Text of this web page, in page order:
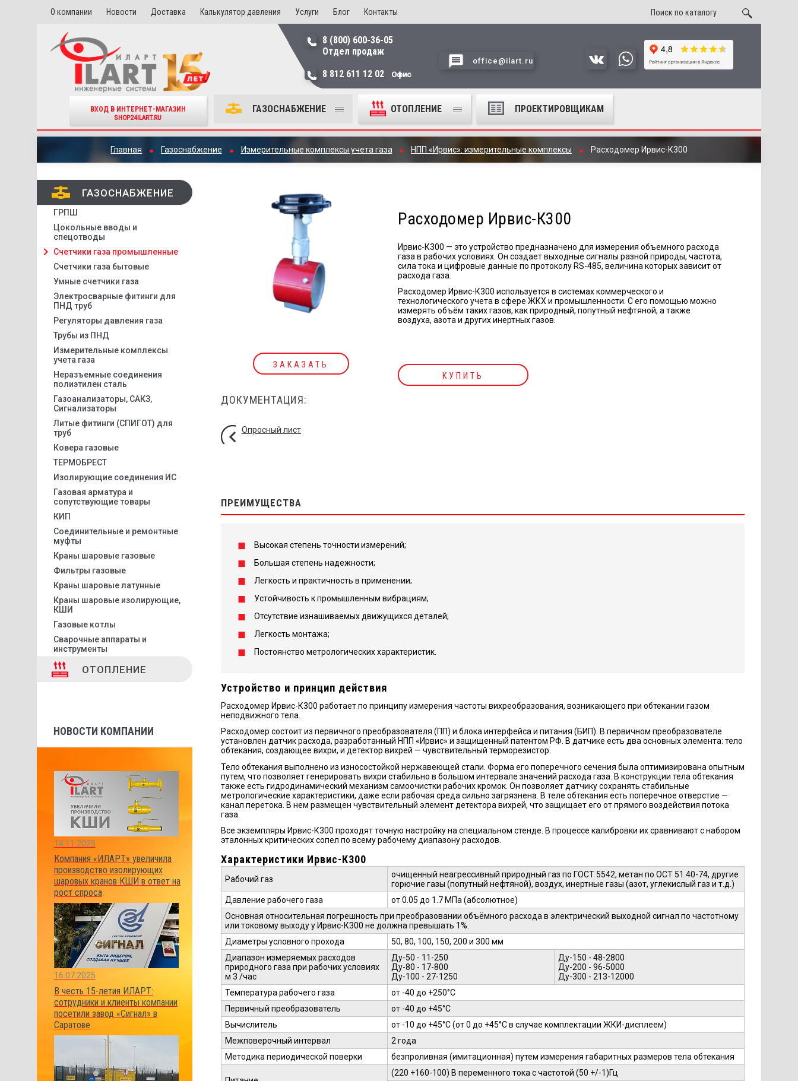
О компании Новости Доставка Калькулятор давления Услуги Блог Контакты
ВХОД В ИНТЕРНЕТ-МАГАЗИН
SHOP24ILART.RU
8 (800) 600-36-05
Отдел продаж
8 812 611 12 02
Офис
office@ilart.ru
ГАЗОСНАБЖЕНИЕ ОТОПЛЕНИЕ ПРОЕКТИРОВЩИКАМ
Главная Газоснабжение Измерительные комплексы учета газа НПП «Ирвис»: измерительные комплексы Расходомер Ирвис-К300
ГАЗОСНАБЖЕНИЕ
ГРПШ
Цокольные вводы и
спецотводы
Счетчики газа промышленные
Счетчики газа бытовые
Умные счетчики газа
Электросварные фитинги для
ПНД труб
Регуляторы давления газа
Трубы из ПНД
Измерительные комплексы
учета газа
Неразъемные соединения
полиэтилен сталь
Газоанализаторы, САКЗ,
Сигнализаторы
Литые фитинги (СПИГОТ) для
труб
Ковера газовые
ТЕРМОБРЕСТ
Изолирующие соединения ИС
Газовая арматура и
сопутствующие товары
КИП
Соединительные и ремонтные
муфты
Краны шаровые газовые
Фильтры газовые
Краны шаровые латунные
Краны шаровые изолирующие,
КШИ
Газовые котлы
Сварочные аппараты и
инструменты
ОТОПЛЕНИЕ
НОВОСТИ КОМПАНИИ
14.11.2025
Компания «ИЛАРТ» увеличила
производство изолирующих
шаровых кранов КШИ в ответ на
рост спроса
16.07.2025
В честь 15-летия ИЛАРТ:
сотрудники и клиенты компании
посетили завод «Сигнал» в
Саратове
ЗАКАЗАТЬ
ДОКУМЕНТАЦИЯ:
Опросный лист
Расходомер Ирвис-К300
Ирвис-К300 — это устройство предназначено для измерения объемного расхода
газа в рабочих условиях. Он создает выходные сигналы разной природы, частота,
сила тока и цифровые данные по протоколу RS-485, величина которых зависит от
расхода газа.
Расходомер Ирвис-К300 используется в системах коммерческого и
технологического учета в сфере ЖКХ и промышленности. С его помощью можно
измерять объём таких газов, как природный, попутный нефтяной, а также
воздуха, азота и других инертных газов.
КУПИТЬ
ПРЕИМУЩЕСТВА
Высокая степень точности измерений;
Большая степень надежности;
Легкость и практичность в применении;
Устойчивость к промышленным вибрациям;
Отсутствие изнашиваемых движущихся деталей;
Легкость монтажа;
Постоянство метрологических характеристик.
Устройство и принцип действия
Расходомер Ирвис-К300 работает по принципу измерения частоты вихреобразования, возникающего при обтекании газом
неподвижного тела.
Расходомер состоит из первичного преобразователя (ПП) и блока интерфейса и питания (БИП). В первичном преобразователе
установлен датчик расхода, разработанный НПП «Ирвис» и защищенный патентом РФ. В датчике есть два основных элемента: тело
обтекания, создающее вихри, и детектор вихрей — чувствительный терморезистор.
Тело обтекания выполнено из износостойкой нержавеющей стали. Форма его поперечного сечения была оптимизирована опытным
путем, что позволяет генерировать вихри стабильно в большом интервале значений расхода газа. В конструкции тела обтекания
также есть гидродинамический механизм самоочистки рабочих кромок. Он позволяет датчику сохранять стабильные
метрологические характеристики, даже если рабочая среда сильно загрязнена. В теле обтекания есть поперечное отверстие —
канал перетока. В нем размещен чувствительный элемент детектора вихрей, что защищает его от прямого воздействия потока
газа.
Все экземпляры Ирвис-К300 проходят точную настройку на специальном стенде. В процессе калибровки их сравнивают с набором
эталонных критических сопел по всему рабочему диапазону расходов.
Характеристики Ирвис-К300
Рабочий газ
очищенный неагрессивный природный газ по ГОСТ 5542, метан по ОСТ 51.40-74, другие
горючие газы (попутный нефтяной), воздух, инертные газы (азот, углекислый газ и т.д.)
Давление рабочего газа
от 0.05 до 1.7 МПа (абсолютное)
Основная относительная погрешность при преобразовании объёмного расхода в электрический выходной сигнал по частотному
или токовому выходу у Ирвис-К300 не должна превышать 1%.
Диаметры условного прохода
50, 80, 100, 150, 200 и 300 мм
Диапазон измеряемых расходов
природного газа при рабочих условиях
м 3 /час
Ду-50 - 11-250
Ду-80 - 17-800
Ду-100 - 27-1250
Ду-150 - 48-2800
Ду-200 - 96-5000
Ду-300 - 213-12000
Температура рабочего газа
от -40 до +250°С
Первичный преобразователь
от -40 до +45°С
Вычислитель
от -10 до +45°С (от 0 до +45°С в случае комплектации ЖКИ-дисплеем)
Межповерочный интервал
2 года
Методика периодической поверки
безпроливная (имитационная) путем измерения габаритных размеров тела обтекания
(220 +160-100) В переменного тока с частотой (50 +/-1)Гц